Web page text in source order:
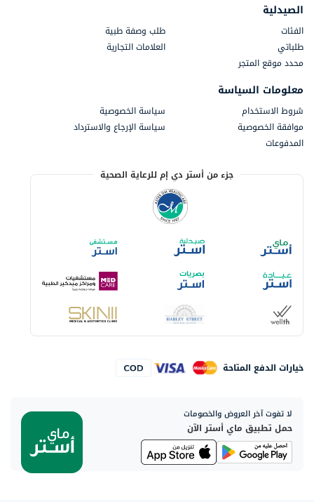
الصيدلية
الفئات
طلب وصفة طبية
طلباتي
العلامات التجارية
محدد موقع المتجر
معلومات السياسة
شروط الاستخدام
سياسة الخصوصية
موافقة الخصوصية
سياسة الإرجاع والاسترداد
المدفوعات
جزء من أستر دي إم للرعاية الصحية
خيارات الدفع المتاحة
لا تفوت آخر العروض والخصومات
حمل تطبيق ماي أستر الآن